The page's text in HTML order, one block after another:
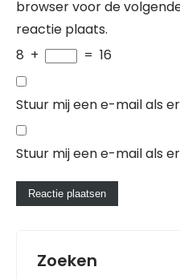
browser voor de
reactie plaats.
8 + = 16
Stuur mij een e-mail als
Stuur mij een e-mail als
Zoeken